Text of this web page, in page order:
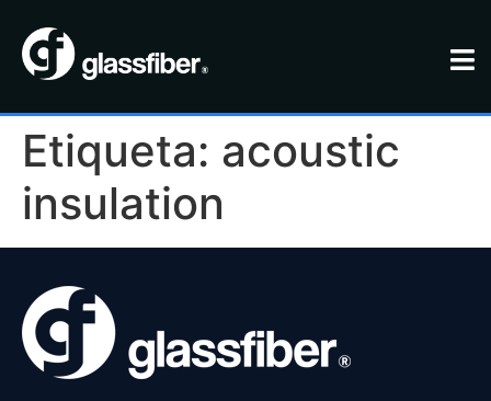
Etiqueta: acoustic
insulation